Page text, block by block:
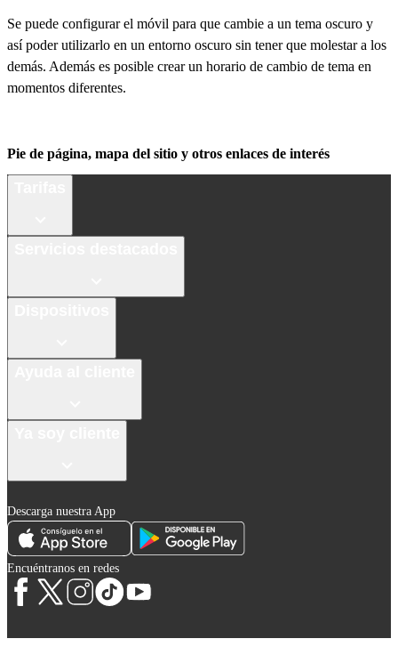
Se puede configurar el móvil para que cambie a un tema oscuro y
así poder utilizarlo en un entorno oscuro sin tener que molestar a los
demás. Además es posible crear un horario de cambio de tema en
momentos diferentes.
Pie de página, mapa del sitio y otros enlaces de interés
Descarga nuestra App
Encuéntranos en redes